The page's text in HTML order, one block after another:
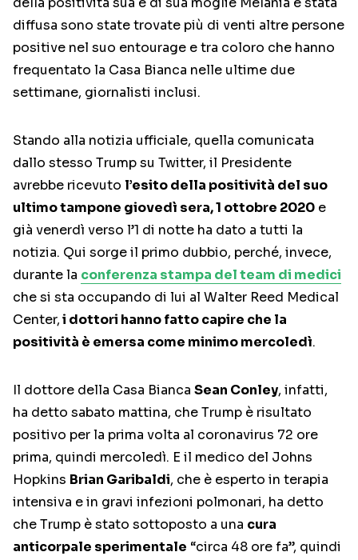
diffusa sono state trovate più di venti altre persone
positive nel suo entourage e tra coloro che hanno
frequentato la Casa Bianca nelle ultime due
settimane, giornalisti inclusi.
Stando alla notizia ufficiale, quella comunicata
dallo stesso Trump su Twitter, il Presidente
avrebbe ricevuto l’esito della positività del suo
ultimo tampone giovedì sera, 1 ottobre 2020 e
già venerdì verso l’1 di notte ha dato a tutti la
notizia. Qui sorge il primo dubbio, perché, invece,
durante la conferenza stampa del team di medici
che si sta occupando di lui al Walter Reed Medical
Center,i dottori hanno fatto capire che la
positività è emersa come minimo mercoledì.
Il dottore della Casa Bianca Sean Conley, infatti,
ha detto sabato mattina, che Trump è risultato
positivo per la prima volta al coronavirus 72 ore
prima, quindi mercoledì. E il medico del Johns
Hopkins Brian Garibaldi, che è esperto in terapia
intensiva e in gravi infezioni polmonari, ha detto
che Trump è stato sottoposto a una cura
anticorpale sperimentale “circa 48 ore fa”, quindi